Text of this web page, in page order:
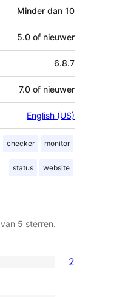
Minder dan 10
5.0 of nieuwer
6.8.7
7.0 of nieuwer
English (US)
checker monitor
status website
van 5 sterren.
2